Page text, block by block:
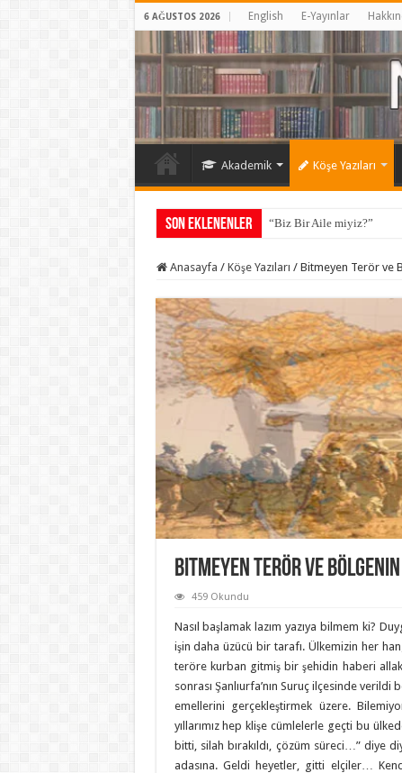
6 AĞUSTOS 2026 English E-Yayınlar
Akademik Köşe Yazıları
Son Eklenenler “Biz Bir Aile miyiz?”
Anasayfa / Köşe Yazıları / Bitmeyen Terör ve
Bitmeyen Terör ve Bölgenin
459 Okundu
Nasıl başlamak lazım yazıya bilmem ki?
işin daha üzücü bir tarafı. Ülkemizin her
teröre kurban gitmiş bir şehidin haberi allak
sonrası Şanlıurfa’nın Suruç ilçesinde
emellerini gerçekleştirmek üzere.
yıllarımız hep klişe cümlelerle geçti bu
bitti, silah bırakıldı, çözüm süreci…” diye
adasına. Geldi heyetler, gitti elçiler…